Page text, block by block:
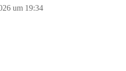
um 19:34